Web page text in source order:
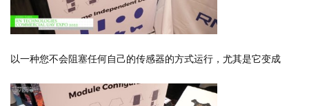
以一种您不会阻塞任何自己的传感器的方式运行，尤其是它变成